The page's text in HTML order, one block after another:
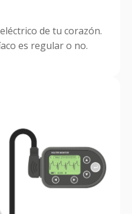
de tu corazón.
es regular o no.